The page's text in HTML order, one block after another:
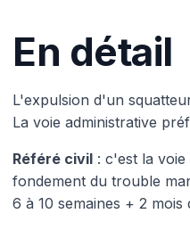
En détail
L'expulsion d'un
La voie administrative
Référé civil : c'est la
fondement du trouble
6 à 10 semaines + 2